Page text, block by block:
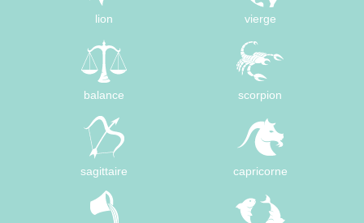
lion vierge
balance scorpion
sagittaire capricorne